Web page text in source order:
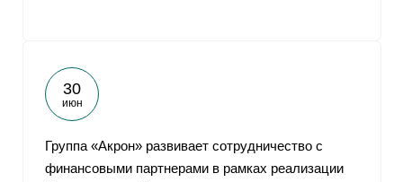
30
июн
Группа «Акрон» развивает сотрудничество с
финансовыми партнерами в рамках реализации